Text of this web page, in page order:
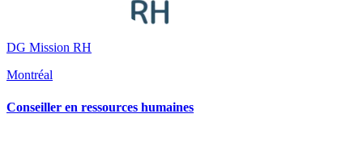
DG Mission RH
Montréal
Conseiller en ressources humaines